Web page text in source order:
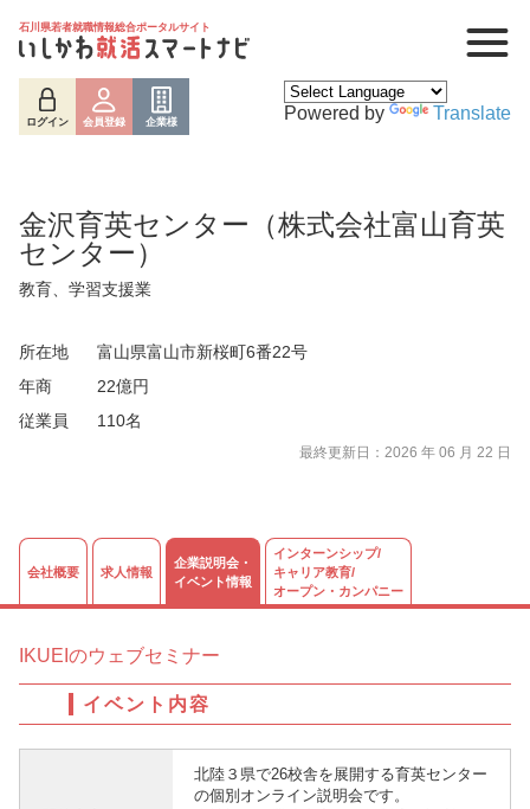
石川県若者就職情報総合ポータルサイト
ログイン 会員登録 企業様 Powered by Translate
金沢育英センター（株式会社富山育英
センター）
教育、学習支援業
所在地
富山県富山市新桜町6番22号
年商
22億円
従業員
110名
最終更新日：2026 年 06 月 22 日
会社概要 求人情報
企業説明会・
イベント情報
インターンシップ/
キャリア教育/
オープン・カンパニー
IKUEIのウェブセミナー
イベント内容
北陸３県で26校舎を展開する育英センター
の個別オンライン説明会です。